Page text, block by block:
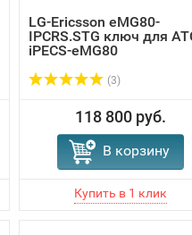
LG-Ericsson eMG80-
IPCRS.STG ключ для
iPECS-eMG80
(3)
118 800 руб.
В корзину